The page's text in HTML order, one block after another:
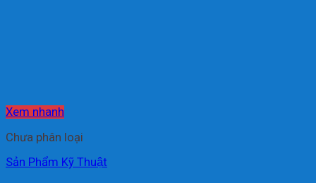
Xem nhanh
Chưa phân loại
Sản Phẩm Kỹ Thuật